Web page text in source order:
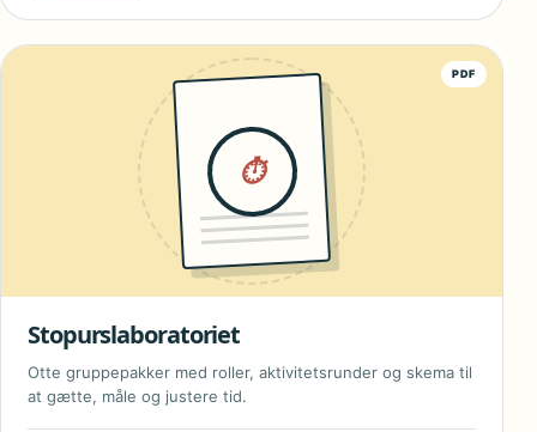
PDF
⏱
Stopurslaboratoriet
Otte gruppepakker med roller, aktivitetsrunder og skema til
at gætte, måle og justere tid.